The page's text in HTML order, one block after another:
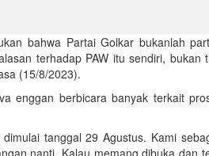
bahwa Partai Golkar bukanlah
terhadap PAW itu sendiri,
(15/8/2023).
enggan berbicara banyak terkait
tanggal 29 Agustus. Kami
nanti. Kalau memang dibuka dan